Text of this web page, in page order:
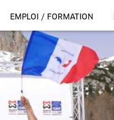
EMPLOI / FORMATION